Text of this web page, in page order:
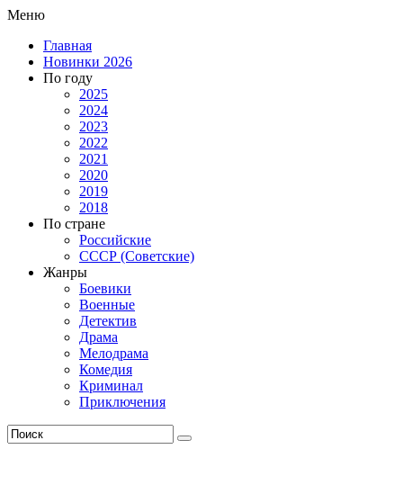
Меню
Главная
Новинки 2026
По году
2025
2024
2023
2022
2021
2020
2019
2018
По стране
Российские
СССР (Советские)
Жанры
Боевики
Военные
Детектив
Драма
Мелодрама
Комедия
Криминал
Приключения